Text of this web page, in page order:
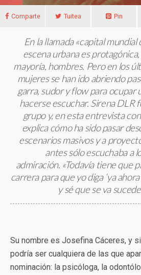
Comparte Tuitea Pin
En la llamada «capital mundial
escena urbana es
mayoría, hombres. Pero en los
mujeres se han ido abriendo
garra, sudor y flow para ocupar
hacerse escuchar. Sirena DLR
grupo y, en estaentrevista
explica cómo ha sido pasar
escenarios masivos y a
antes sólo escuchaba a
admiración. «Todavía tiene que
carrera para que yo diga ‘ya
y sé que se va
Su nombre es Josefina Cáceres, y
podría ser cualquiera de las que
nominación: la psicóloga, la